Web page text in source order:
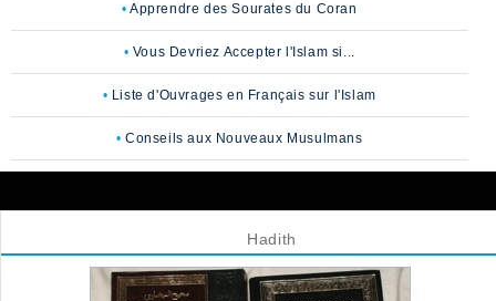
Apprendre des Sourates du Coran
Vous Devriez Accepter l'Islam si...
Liste d'Ouvrages en Français sur l'Islam
Conseils aux Nouveaux Musulmans
Hadith